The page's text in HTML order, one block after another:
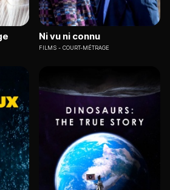
Ni vu ni connu
FILMS COURT-MÉTRAGE